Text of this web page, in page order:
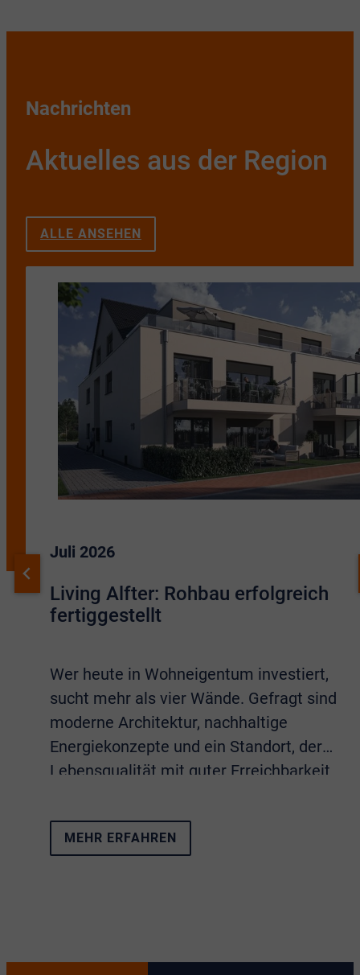
Nachrichten
Aktuelles aus der Region
ALLE ANSEHEN
Juli 2026
Living Alfter: Rohbau erfolgreich
fertiggestellt
Wer heute in Wohneigentum investiert,
sucht mehr als vier Wände. Gefragt sind
moderne Architektur, nachhaltige
Energiekonzepte und ein Standort, der
Lebensqualität mit guter Erreichbarkeit
vereint das Neubauprojekt
MEHR ERFAHREN